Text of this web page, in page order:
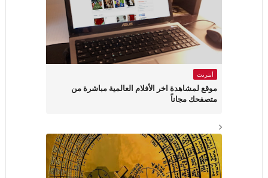
أنترنت
موقع لمشاهدة اخر الأفلام العالمية مباشرة من
متصفحك مجاناً